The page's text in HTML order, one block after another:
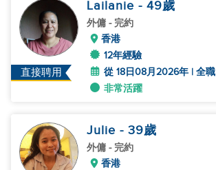
直接聘用
Lailanie - 49歲
外傭 - 完約
香港
12年經驗
從 18日08月2026年 | 全職
非常活躍
Julie - 39歲
外傭 - 完約
香港